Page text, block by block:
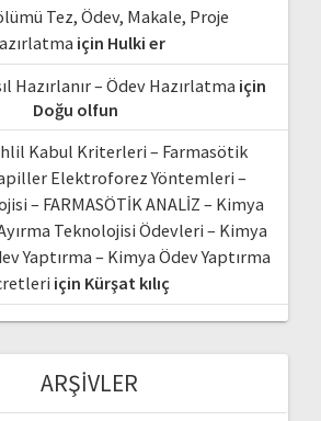
Tez, Ödev, Makale, Proje
için Hulki er
Hazırlanır – Ödev Hazırlatma için
Doğu olfun
Kabul Kriterleri – Farmasötik
Elektroforez Yöntemleri –
– FARMASÖTİK ANALİZ – Kimya
Teknolojisi Ödevleri – Kimya
Yaptırma – Kimya Ödev Yaptırma
için Kürşat kılıç
ARŞIVLER